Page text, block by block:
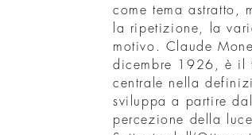
come tema astratto,
la ripetizione, la
motivo. Claude
dicembre 1926, è il
centrale nella
sviluppa a partire
percezione della